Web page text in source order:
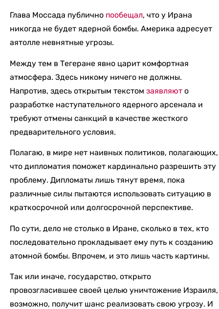
Глава Моссада публично пообещал, что у Ирана
никогда не будет ядерной бомбы. Америка адресует
аятолле невнятные угрозы.
Между тем в Тегеране явно царит комфортная
атмосфера. Здесь никому ничего не должны.
Напротив, здесь открытым текстом заявляют о
разработке наступательного ядерного арсенала и
требуют отмены санкций в качестве жесткого
предварительного условия.
Полагаю, в мире нет наивных политиков, полагающих,
что дипломатия поможет кардинально разрешить эту
проблему. Дипломаты лишь тянут время, пока
различные силы пытаются использовать ситуацию в
краткосрочной или долгосрочной перспективе.
По сути, дело не столько в Иране, сколько в тех, кто
последовательно прокладывает ему путь к созданию
атомной бомбы. Впрочем, и это лишь часть картины.
Так или иначе, государство, открыто
провозгласившее своей целью уничтожение Израиля,
возможно, получит шанс реализовать свою угрозу. И